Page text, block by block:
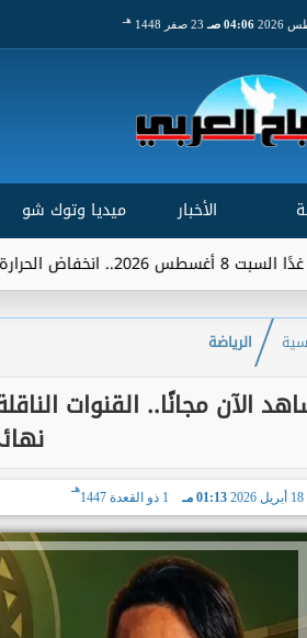
04:06 صـ 23 صفر 1448 هـ
الأخبار ميديا وتوك شو
الرياضة
الآن مجانًا.. القنوات
18 أبريل 2026 01:13 مـ 1 ذو القعدة 1447
هـ